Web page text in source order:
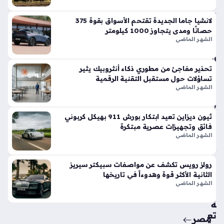
الأ
وا
الح
الي
ة
7
أيام
حق
ق
من
ة
تع
لانشيا جاما الجديدة تقتحم الأسواق بقوة 375
حصانًا ومدى يتجاوز 1000 كيلومتر
الشهر الماضي
تحذير مفاجئ من مطوري ذكاء أنثروبيك يثير
تساؤلات حول مستقبل التقنية الرقمية
الشهر الماضي
ثيون ديزاين تعيد ابتكار بورش 911 بهيكل كربوني
فائق وتجهيزات عصرية مبتكرة
الشهر الماضي
رولز رويس تكشف عن مواصفات سبيكتر سيريز
الثانية الأكثر قوة وهدوءاً في تاريخها
الشهر الماضي
مصر